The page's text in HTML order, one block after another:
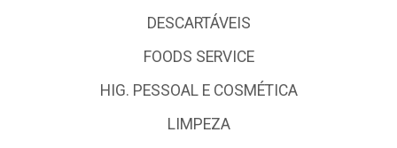
DESCARTÁVEIS
FOODS SERVICE
HIG. PESSOAL E COSMÉTICA
LIMPEZA